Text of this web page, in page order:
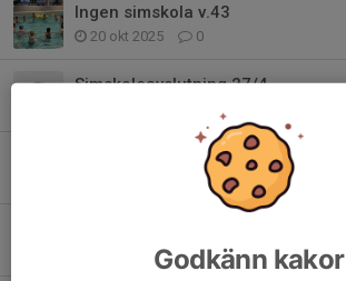
Ingen simskola v.43
20 okt 2025 0
Simskoleavslutning 27/4
0
21 apr 2024 0
Godkänn kakor